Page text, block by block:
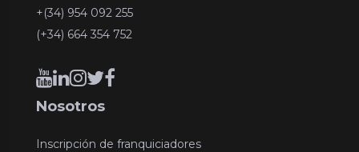
+(34) 954 092 255
(+34) 664 354 752
Nosotros
Inscripción de franquiciadores